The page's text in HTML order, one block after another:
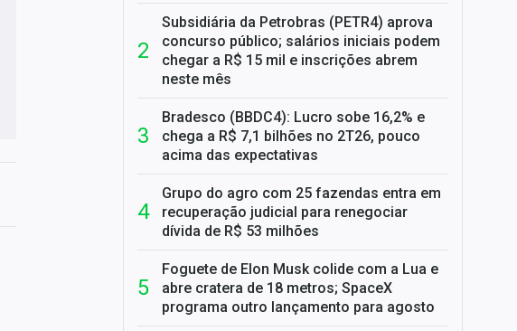
Subsidiária da Petrobras (PETR4) aprova
concurso público; salários iniciais podem
chegar a R$ 15 mil e inscrições abrem
neste mês
Bradesco (BBDC4): Lucro sobe 16,2% e
chega a R$ 7,1 bilhões no 2T26, pouco
acima das expectativas
Grupo do agro com 25 fazendas entra em
recuperação judicial para renegociar
dívida de R$ 53 milhões
Foguete de Elon Musk colide com a Lua e
abre cratera de 18 metros; SpaceX
programa outro lançamento para agosto